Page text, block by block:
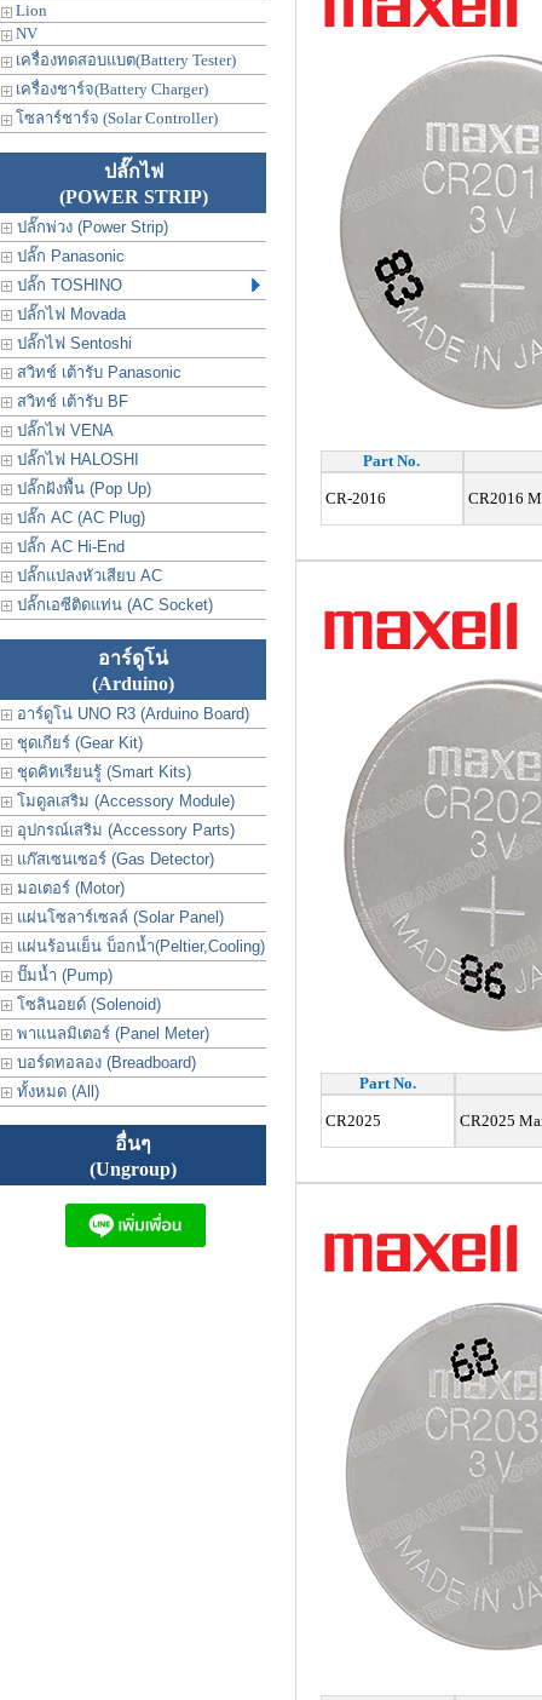
Lion
NV
เครื่องทดสอบแบต(Battery Tester)
เครื่องชาร์จ(Battery Charger)
โซลาร์ชาร์จ (Solar Controller)
ปลั๊กไฟ
(POWER STRIP)
ปลั๊กพ่วง (Power Strip)
ปลั๊ก Panasonic
ปลั๊ก TOSHINO
ปลั๊กไฟ Movada
ปลั๊กไฟ Sentoshi
สวิทช์ เต้ารับ Panasonic
สวิทช์ เต้ารับ BF
ปลั๊กไฟ VENA
ปลั๊กไฟ HALOSHI
ปลั๊กฝังพื้น (Pop Up)
ปลั๊ก AC (AC Plug)
ปลั๊ก AC Hi-End
ปลั๊กแปลงหัวเสียบ AC
ปลั๊กเอซีติดแท่น (AC Socket)
อาร์ดูโน่
(Arduino)
อาร์ดูโน่ UNO R3 (Arduino Board)
ชุดเกียร์ (Gear Kit)
ชุดคิทเรียนรู้ (Smart Kits)
โมดูลเสริม (Accessory Module)
อุปกรณ์เสริม (Accessory Parts)
แก๊สเซนเซอร์ (Gas Detector)
มอเตอร์ (Motor)
แผ่นโซลาร์เซลล์ (Solar Panel)
แผ่นร้อนเย็น บ็อกน้ำ(Peltier,Cooling)
ปั๊มน้ำ (Pump)
โซลินอยด์ (Solenoid)
พาแนลมิเตอร์ (Panel Meter)
บอร์ดทอลอง (Breadboard)
ทั้งหมด (All)
อื่นๆ
(Ungroup)
Part No.
CR-2016 CR2016
Part No.
CR2025 CR2025